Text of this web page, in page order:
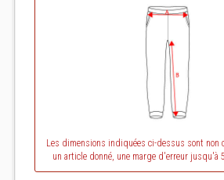
Les dimensions indiquées ci-dessus sont non
un article donné, une marge d'erreur jusqu'à